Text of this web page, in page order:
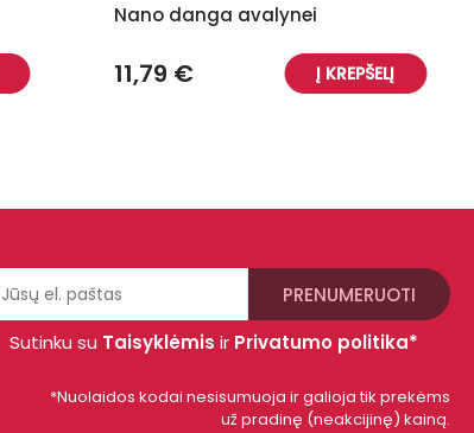
Nano danga avalynei
11,79 € Į KREPŠELĮ
Sutinku su Taisyklėmis ir Privatumo politika*
*Nuolaidos kodai nesisumuoja ir galioja tik prekėms
už pradinę (neakcijinę) kainą.